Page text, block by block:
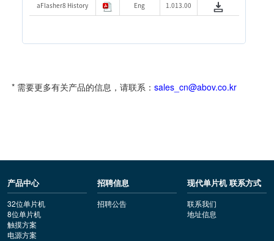
aFlasher8 History Eng 1.013.00
* 需要更多有关产品的信息，请联系： sales_cn@abov.co.kr
产品中心
32位单片机
8位单片机
触摸方案
电源方案
招聘信息
招聘公告
现代单片机 联系方式
联系我们
地址信息